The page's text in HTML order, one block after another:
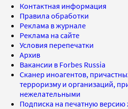
Контактная информация
Правила обработки
Реклама в журнале
Реклама на сайте
Условия перепечатки
Архив
Вакансии в Forbes Russia
Сканер иноагентов,
терроризму и организаций,
нежелательными
Подписка на печатную версию